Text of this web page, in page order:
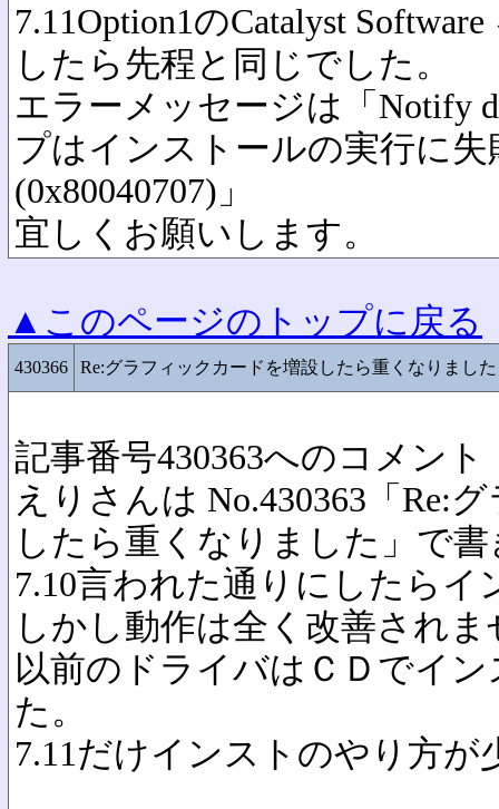
7.11Option1のCatalyst
したら先程と同じでした。
エラーメッセージは「Notify
プはインストールの実行に
(0x80040707)」
宜しくお願いします。
▲このページのトップに戻る
430366 Re:グラフィックカードを増設したら重くなりました
記事番号430363へのコメント
えりさんは No.430363「Re:
したら重くなりました」で
7.10言われた通りにしたらイ
しかし動作は全く改善されま
以前のドライバはＣＤでイ
た。
7.11だけインストのやり方が